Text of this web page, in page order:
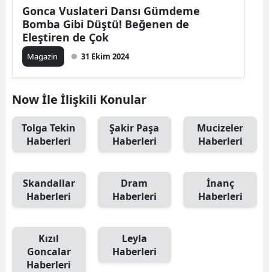
Gonca Vuslateri Dansı Gümdeme
Bomba Gibi Düştü! Beğenen de
Eleştiren de Çok
Magazin 31 Ekim 2024
Now İle İlişkili Konular
Tolga Tekin
Haberleri
Şakir Paşa
Haberleri
Mucizeler
Haberleri
Skandallar
Haberleri
Dram
Haberleri
İnanç
Haberleri
Kızıl
Goncalar
Haberleri
Leyla
Haberleri